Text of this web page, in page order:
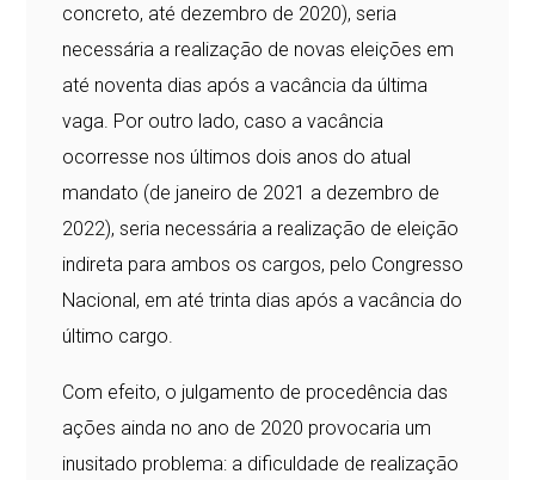
concreto, até dezembro de 2020), seria
necessária a realização de novas eleições em
até noventa dias após a vacância da última
vaga. Por outro lado, caso a vacância
ocorresse nos últimos dois anos do atual
mandato (de janeiro de 2021 a dezembro de
2022), seria necessária a realização de eleição
indireta para ambos os cargos, pelo Congresso
Nacional, em até trinta dias após a vacância do
último cargo.
Com efeito, o julgamento de procedência das
ações ainda no ano de 2020 provocaria um
inusitado problema: a dificuldade de realização